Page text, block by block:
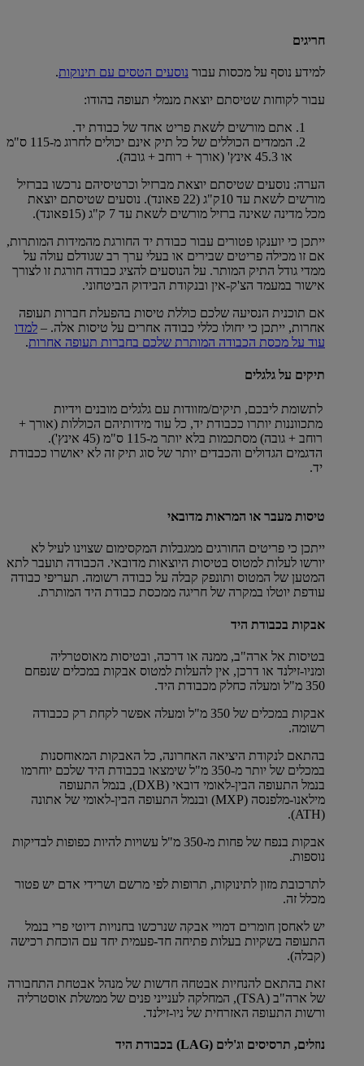
חריגים
למידע נוסף על מכסות עבור נוסעים הטסים עם תינוקות.
עבור לקוחות שטיסתם יוצאת מנמלי תעופה בהודו:
אתם מורשים לשאת פריט אחד של כבודת יד.
הממדים הכוללים של כל תיק אינם יכולים לחרוג מ-115 ס"מ
או 45.3 אינץ' (אורך + רוחב + גובה).
הערה: נוסעים שטיסתם יוצאת מברזיל וכרטיסיהם נרכשו בברזיל
מורשים לשאת עד 10ק"ג (22 פאונד). נוסעים שטיסתם יוצאת
מכל מדינה שאינה ברזיל מורשים לשאת עד 7 ק"ג (15פאונד).
ייתכן כי יוענקו פטורים עבור כבודת יד החורגת מהמידות המותרות,
אם זו מכילה פריטים שבירים או בעלי ערך רב שגודלם עולה על
ממדי גודל התיק המותר. על הנוסעים להציג כבודה חורגת זו לצורך
אישור במעמד הצ'ק-אין ובנקודת הבידוק הביטחוני.
אם תוכנית הנסיעה שלכם כוללת טיסות בהפעלת חברות תעופה
אחרות, ייתכן כי יחולו כללי כבודה אחרים על טיסות אלה. – למדו
עוד על מכסת הכבודה המותרת שלכם בחברות תעופה אחרות.
תיקים על גלגלים
לתשומת ליבכם, תיקים/מזוודות עם גלגלים מובנים וידיות
מתכווננות יותרו ככבודת יד, כל עוד מידותיהם הכוללות (אורך +
רוחב + גובה) מסתכמות בלא יותר מ-115 ס"מ (45 אינץ').
הדגמים הגדולים והכבדים יותר של סוג תיק זה לא יאושרו ככבודת
יד.
טיסות מעבר או המראות מדובאי
ייתכן כי פריטים החורגים ממגבלות המקסימום שצוינו לעיל לא
יורשו לעלות למטוס בטיסות היוצאות מדובאי. הכבודה תועבר לתא
המטען של המטוס ותונפק קבלה על כבודה רשומה. תעריפי כבודה
עודפת יוטלו במקרה של חריגה ממכסת כבודת היד המותרת.
אבקות בכבודת היד
בטיסות אל ארה"ב, ממנה או דרכה, ובטיסות מאוסטרליה
ומניו-זילנד או דרכן, אין להעלות למטוס אבקות במכלים שנפחם
350 מ"ל ומעלה כחלק מכבודת היד.
אבקות במכלים של 350 מ"ל ומעלה אפשר לקחת רק ככבודה
רשומה.
בהתאם לנקודת היציאה האחרונה, כל האבקות המאוחסנות
במכלים של יותר מ-350 מ"ל שימצאו בכבודת היד שלכם יוחרמו
בנמל התעופה הבין-לאומי דובאי (DXB), בנמל התעופה
מילאנו-מלפנסה (MXP) ובנמל התעופה הבין-לאומי של אתונה
(ATH).
אבקות בנפח של פחות מ-350 מ"ל עשויות להיות כפופות לבדיקות
נוספות.
לתרכובת מזון לתינוקות, תרופות לפי מרשם ושרידי אדם יש פטור
מכלל זה.
יש לאחסן חומרים דמויי אבקה שנרכשו בחנויות דיוטי פרי בנמל
התעופה בשקיות בעלות פתיחה חד-פעמית יחד עם הוכחת רכישה
(קבלה).
זאת בהתאם להנחיות אבטחה חדשות של מנהל אבטחת התחבורה
של ארה"ב (TSA), המחלקה לענייני פנים של ממשלת אוסטרליה
ורשות התעופה האזרחית של ניו-זילנד.
נוזלים, תרסיסים וג'לים (LAG) בכבודת היד